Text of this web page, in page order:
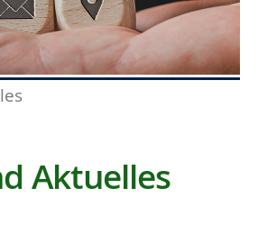
Aktuelles